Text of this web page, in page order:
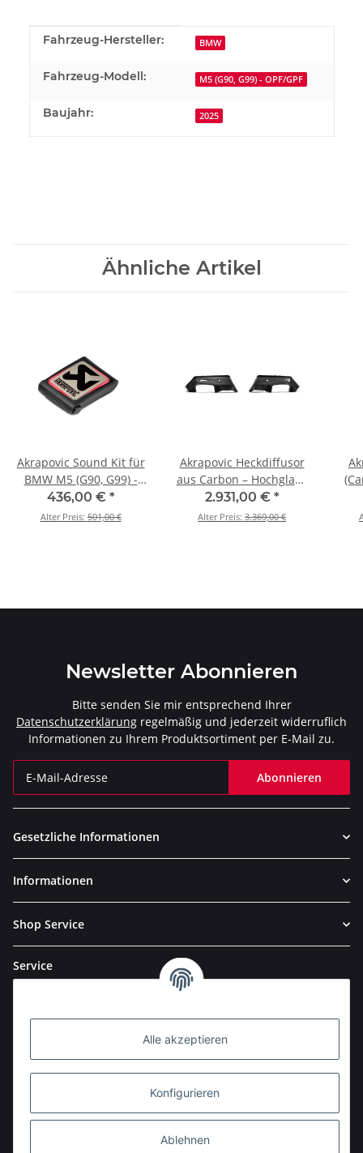
Alle akzeptieren
Konfigurieren
Ablehnen
Produkteigenschaft
Wert
Fahrzeug-Hersteller: BMW
Fahrzeug-Modell: M5 (G90, G99) - OPF/GPF
Baujahr: 2025
Ähnliche Artikel
Akrapovic Sound Kit für
BMW M5 (G90, G99) -
OPF/GPF - P-HF1638
436,00 € *
Alter Preis:501,00 €
Akrapovic Heckdiffusor
aus Carbon – Hochglanz
für BMW M5 (G90, G99)
mit / ohne OPF/GPF - DI-
2.931,00 € *
Alter Preis: 3.369,00 €
Newsletter Abonnieren
Bitte senden Sie mir entsprechend Ihrer
Datenschutzerklärung regelmäßig und jederzeit widerruflich
Informationen zu Ihrem Produktsortiment per E-Mail zu.
Abonnieren
Gesetzliche Informationen
Informationen
Shop Service
Service